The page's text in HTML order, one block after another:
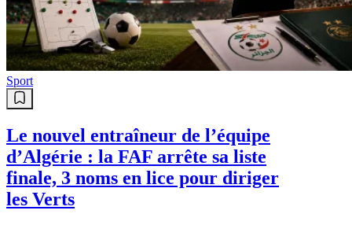
Sport
Le nouvel entraîneur de l’équipe
d’Algérie : la FAF arrête sa liste
finale, 3 noms en lice pour diriger
les Verts